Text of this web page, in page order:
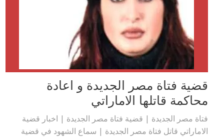
قضية فتاة مصر الجديدة و اعادة
محاكمة قاتلها الاماراتي
فتاة مصر الجديدة | قضية فتاة مصر الجديدة | اخبار قضية
الاماراتي قاتل فتاة مصر الجديدة | سماع الشهود في قضية